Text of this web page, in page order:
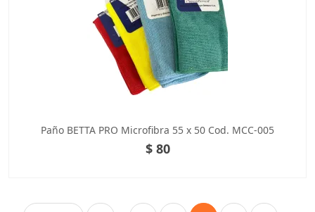
Paño BETTA PRO Microfibra 55 x 50 Cod. MCC-005
$ 80